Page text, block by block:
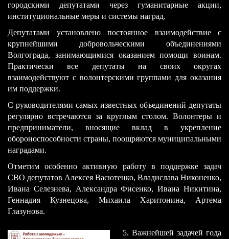
городскими депутатами через гуманитарные акции,
институциональные меры и системы наград.
Депутатами установлено постоянное взаимодействие с
крупнейшими добровольческими объединениями
Волгограда, занимающимися оказанием помощи воинам.
Практически все депутаты на своих округах
взаимодействуют с волонтерскими группами для оказания
им поддержки.
С руководителями самых известных объединений депутаты
регулярно встречаются за круглым столом. Волонтеры и
предприниматели, вносящие вклад в укрепление
обороноспособности страны, поощряются муниципальными
наградами.
Отметим особенно активную работу в поддержке задач
СВО депутатов Алексея Васютенко, Владислава Никоненко,
Ивана Селезнева, Александра Фисенко, Ивана Никитина,
Геннадия Кузнецова, Михаила Харитонина, Артема
Глазунова.
5. Важнейшей задачей года